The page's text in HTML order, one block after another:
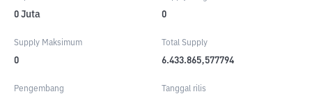
0 Juta 0
Supply Maksimum
0
Total Supply
6.433.865,577794
Pengembang Tanggal rilis